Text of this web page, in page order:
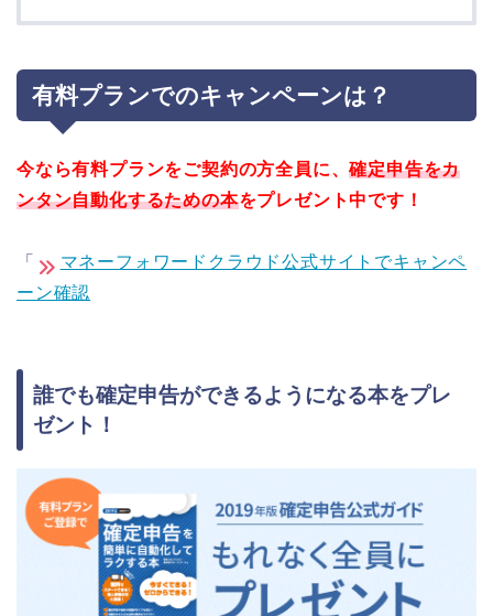
有料プランでのキャンペーンは？
今なら有料プランをご契約の方全員に、確定申告をカ
ンタン自動化するための本をプレゼント中です！
「
マネーフォワードクラウド公式サイトでキャンペ
ーン確認
誰でも確定申告ができるようになる本をプレ
ゼント！